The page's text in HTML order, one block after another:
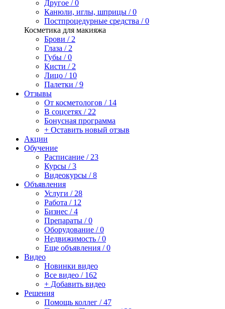
Другое / 0
Канюли, иглы, шприцы / 0
Постпроцедурные средства / 0
Косметика для макияжа
Брови / 2
Глаза / 2
Губы / 0
Кисти / 2
Лицо / 10
Палетки / 9
Отзывы
От косметологов / 14
В соцсетях / 22
Бонусная программа
+ Оставить новый отзыв
Акции
Обучение
Расписание / 23
Курсы / 3
Видеокурсы / 8
Объявления
Услуги / 28
Работа / 12
Бизнес / 4
Препараты / 0
Оборудование / 0
Недвижимость / 0
Еще объявления / 0
Видео
Новинки видео
Все видео / 162
+ Добавить видео
Решения
Помощь коллег / 47